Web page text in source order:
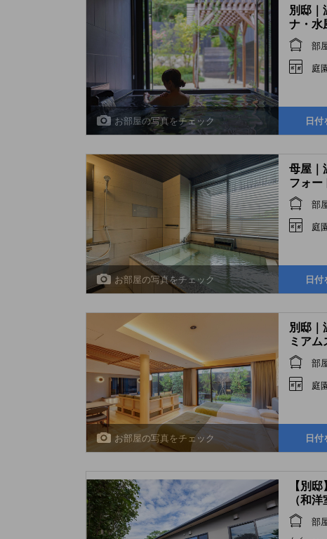
お部屋の写真をチェック
別邸｜
ナ・水
イート
with
Bath,
部
庭
日
お部屋の写真をチェック
母屋｜
フォ
air Hot
部
庭
日
お部屋の写真をチェック
別邸｜
ミア
Open-
部
庭
日
【別
（和
style部